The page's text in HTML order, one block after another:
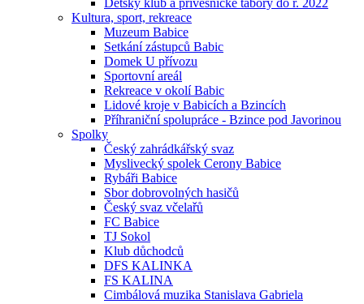
Dětský klub a přívesnické tábory do r. 2022
Kultura, sport, rekreace
Muzeum Babice
Setkání zástupců Babic
Domek U přívozu
Sportovní areál
Rekreace v okolí Babic
Lidové kroje v Babicích a Bzincích
Příhraniční spolupráce - Bzince pod Javorinou
Spolky
Český zahrádkářský svaz
Myslivecký spolek Cerony Babice
Rybáři Babice
Sbor dobrovolných hasičů
Český svaz včelařů
FC Babice
TJ Sokol
Klub důchodců
DFS KALINKA
FS KALINA
Cimbálová muzika Stanislava Gabriela